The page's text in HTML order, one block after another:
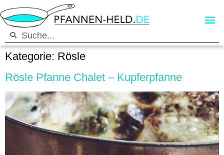
Kategorie: Rösle
Rösle Pfanne Chalet – Kupferpfanne